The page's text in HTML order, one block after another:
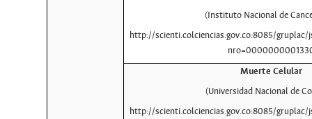
(Instituto Nacional de
http://scienti.colciencias.gov.co:8085/gruplac/
Muerte Celular
(Universidad Nacional de
http://scienti.colciencias.gov.co:8085/gruplac/